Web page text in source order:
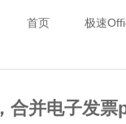
首页 极速
合并电子发票